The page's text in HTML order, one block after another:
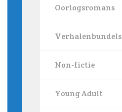
Oorlogsromans
Verhalenbundels
Non-fictie
Young Adult